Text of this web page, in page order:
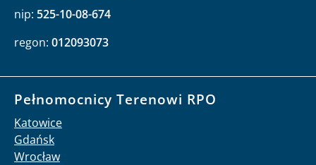
nip: 525-10-08-674
regon: 012093073
Pełnomocnicy Terenowi RPO
Katowice
Gdańsk
Wrocław